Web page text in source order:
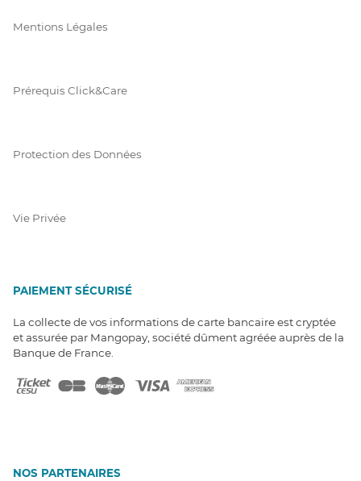
Mentions Légales
Prérequis Click&Care
Protection des Données
Vie Privée
PAIEMENT SÉCURISÉ
La collecte de vos informations de carte bancaire est cryptée
et assurée par Mangopay, société dûment agréée auprès de la
Banque de France.
NOS PARTENAIRES